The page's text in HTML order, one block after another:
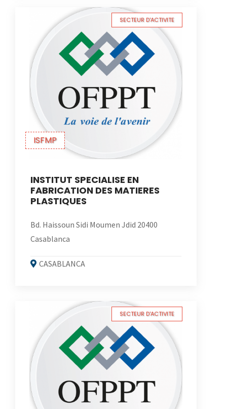
ISFMP
SECTEUR D'ACTIVITE
INSTITUT SPECIALISE EN
FABRICATION DES MATIERES
PLASTIQUES
Bd. Haissoun Sidi Moumen Jdid 20400
Casablanca
CASABLANCA
SECTEUR D'ACTIVITE